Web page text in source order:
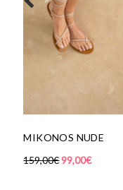
MIKONOS NUDE
159,00€99,00€